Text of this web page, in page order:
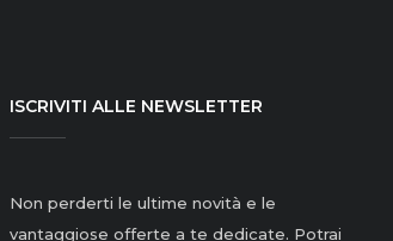
ISCRIVITI ALLE NEWSLETTER
Non perderti le ultime novità e le
vantaggiose offerte a te dedicate. Potrai